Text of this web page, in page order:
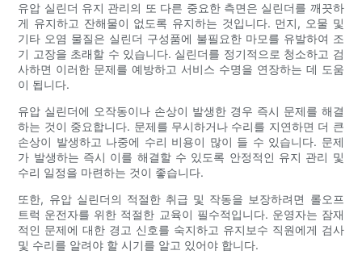
유압 실린더 유지 관리의 또 다른 중요한 측면은 실린더를 깨끗하
게 유지하고 잔해물이 없도록 유지하는 것입니다. 먼지, 오물 및
기타 오염 물질은 실린더 구성품에 불필요한 마모를 유발하여 조
기 고장을 초래할 수 있습니다. 실린더를 정기적으로 청소하고 검
사하면 이러한 문제를 예방하고 서비스 수명을 연장하는 데 도움
이 됩니다.
유압 실린더에 오작동이나 손상이 발생한 경우 즉시 문제를 해결
하는 것이 중요합니다. 문제를 무시하거나 수리를 지연하면 더 큰
손상이 발생하고 나중에 수리 비용이 많이 들 수 있습니다. 문제
가 발생하는 즉시 이를 해결할 수 있도록 안정적인 유지 관리 및
수리 일정을 마련하는 것이 좋습니다.
또한, 유압 실린더의 적절한 취급 및 작동을 보장하려면 롤오프
트럭 운전자를 위한 적절한 교육이 필수적입니다. 운영자는 잠재
적인 문제에 대한 경고 신호를 숙지하고 유지보수 직원에게 검사
및 수리를 알려야 할 시기를 알고 있어야 합니다.